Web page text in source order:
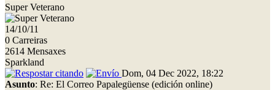
Super Veterano
14/10/11
0 Carreiras
2614 Mensaxes
Sparkland
Dom, 04 Dec 2022, 18:22
Asunto: Re: El Correo Papalegüense (edición online)